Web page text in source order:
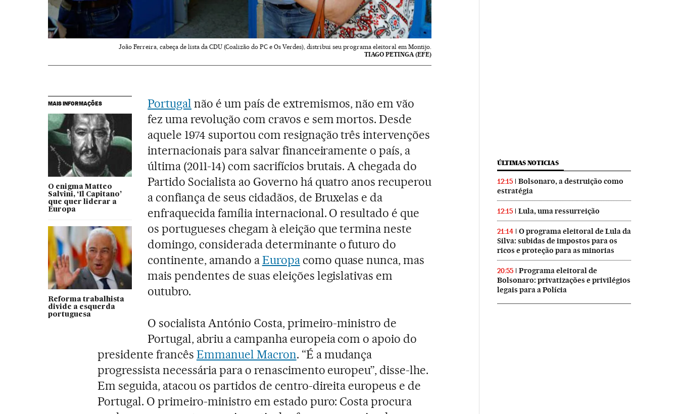
João Ferreira, cabeça de lista da CDU (Coalizão do PC e Os Verdes), distribui seu programa eleitoral em Montijo.
TIAGO PETINGA (EFE)
MAIS INFORMAÇÕES
O enigma Matteo
Salvini, ‘Il Capitano’
que quer liderar a
Europa
Reforma trabalhista
divide a esquerda
portuguesa
Portugal não é um país de extremismos, não em vão
fez uma revolução com cravos e sem mortos. Desde
aquele 1974 suportou com resignação três intervenções
internacionais para salvar financeiramente o país, a
última (2011-14) com sacrifícios brutais. A chegada do
Partido Socialista ao Governo há quatro anos recuperou
a confiança de seus cidadãos, de Bruxelas e da
enfraquecida família internacional. O resultado é que
os portugueses chegam à eleição que termina neste
domingo, considerada determinante o futuro do
continente, amando aEuropacomo quase nunca, mas
mais pendentes de suas eleições legislativas em
outubro.
O socialista António Costa, primeiro-ministro de
Portugal, abriu a campanha europeia com o apoio do
presidente francês Emmanuel Macron. “É a mudança
progressista necessária para o renascimento europeu”, disse-lhe.
Em seguida, atacou os partidos de centro-direita europeus e de
Portugal. O primeiro-ministro em estado puro: Costa procura
ÚLTIMAS NOTICIAS
12:15
Bolsonaro, a destruição como
estratégia
12:15 Lula, uma ressurreição
21:14
O programa eleitoral de Lula da
Silva: subidas de impostos para os
ricos e proteção para as minorias
20:55
Programa eleitoral de
Bolsonaro: privatizações e privilégios
legais para a Polícia